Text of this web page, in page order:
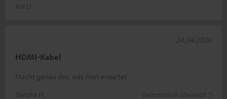
Kai U.
HDMI-Kabel
Macht genau das, was man erwartet
Sandra H.
(automatisch übersetzt *)
24.04.2026